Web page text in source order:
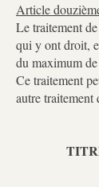
Article
Le traitement
qui y ont droit,
du maximum
Ce traitement
autre traitement